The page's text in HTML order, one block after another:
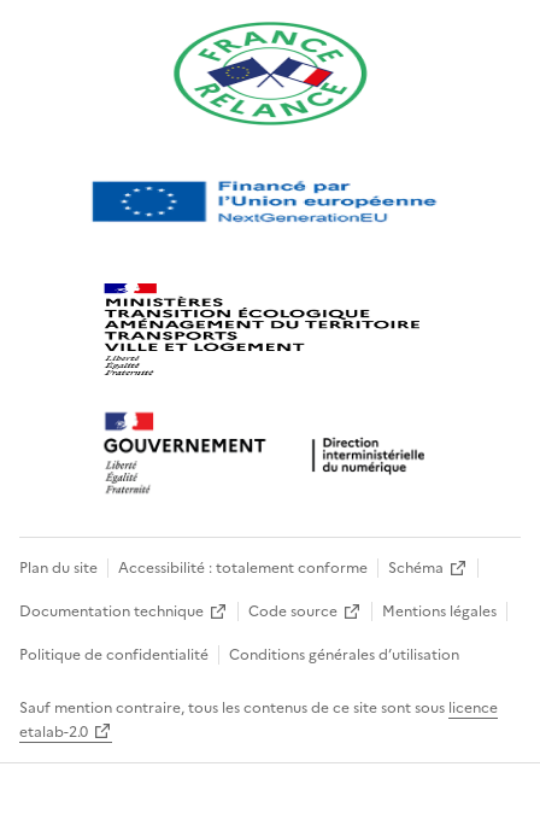
Plan du site Accessibilité : totalement conforme
Schéma
Documentation technique
Code source
Mentions légales
Politique de confidentialité
Conditions générales d’utilisation
Sauf mention contraire, tous les contenus de ce site sont sous licence
etalab-2.0